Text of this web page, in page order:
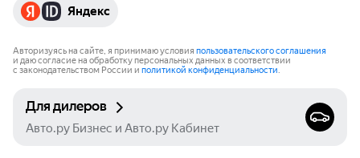
Яндекс
Авторизуясь на сайте, я принимаю условия пользовательского соглашения
и даю согласие на обработку персональных данных в соответствии
с законодательством России и политикой конфиденциальности.
Для дилеров
Авто.ру Бизнес и Авто.ру Кабинет